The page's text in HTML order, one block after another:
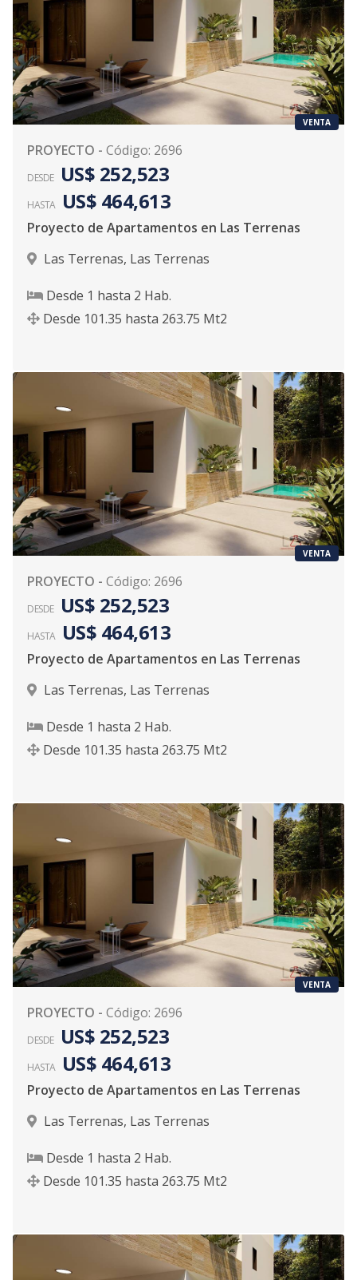
VENTA
PROYECTO - Código: 2696
DESDE US$ 252,523
HASTA US$ 464,613
Proyecto de Apartamentos en Las Terrenas
Las Terrenas, Las Terrenas
Desde 1 hasta 2 Hab.
Desde 101.35 hasta 263.75 Mt2
VENTA
PROYECTO - Código: 2696
DESDE US$ 252,523
HASTA US$ 464,613
Proyecto de Apartamentos en Las Terrenas
Las Terrenas, Las Terrenas
Desde 1 hasta 2 Hab.
Desde 101.35 hasta 263.75 Mt2
VENTA
PROYECTO - Código: 2696
DESDE US$ 252,523
HASTA US$ 464,613
Proyecto de Apartamentos en Las Terrenas
Las Terrenas, Las Terrenas
Desde 1 hasta 2 Hab.
Desde 101.35 hasta 263.75 Mt2